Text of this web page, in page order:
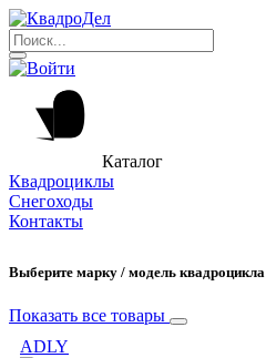
Каталог
Квадроциклы
Снегоходы
Контакты
Выберите марку / модель квадроцикла
Показать все товары
ADLY